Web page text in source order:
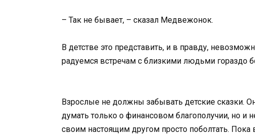
– Так не бывает, – сказал Медвежонок.
В детстве это представить, и в правду,
радуемся встречам с близкими людьми гораздо
Взрослые не должны забывать детские сказки.
думать только о финансовом благополучии, но и
своим настоящим другом просто поболтать.